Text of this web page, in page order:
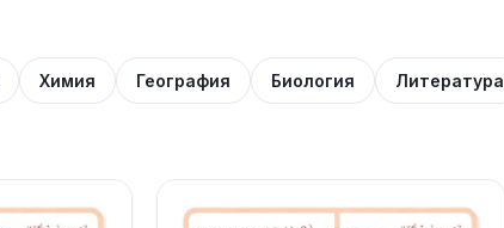
Химия География Биология Литература